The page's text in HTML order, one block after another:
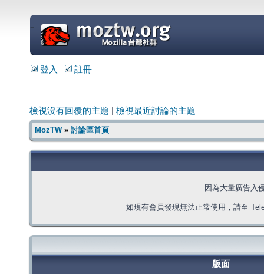
=
登入 註冊
檢視沒有回覆的主題 檢視最近討論的主題
MozTW» 討論區首頁
因為大量廣告入
如現有會員發現無法正常使用，請至
版面